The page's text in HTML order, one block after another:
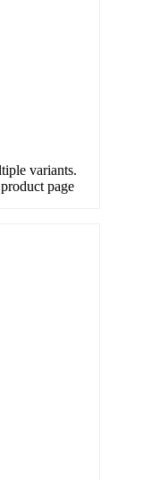
variants.
page